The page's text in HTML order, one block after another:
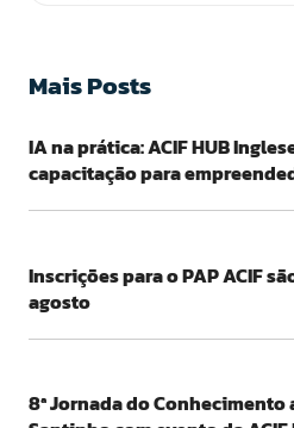
Mais Posts
IA na prática: ACIF HUB
capacitação para
Inscrições para o PAP ACIF
agosto
8ª Jornada do